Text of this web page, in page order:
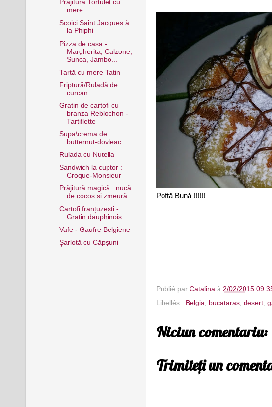
Poftă Bună !!!!!!
Publié par Catalina à 2/02/2015
Libellés : Belgia, bucataras, desert,
Niciun comentariu:
Trimiteți un
Prajitura Tortulet cu
mere
Scoici Saint Jacques à
la Phiphi
Pizza de casa -
Margherita, Calzone,
Sunca, Jambo...
Tartă cu mere Tatin
Friptură/Ruladă de
curcan
Gratin de cartofi cu
branza Reblochon -
Tartiflette
Supa\crema de
butternut-dovleac
Rulada cu Nutella
Sandwich la cuptor :
Croque-Monsieur
Prăjitură magică : nucă
de cocos si zmeură
Cartofi franțuzești -
Gratin dauphinois
Vafe - Gaufre Belgiene
Şarlotă cu Căpșuni